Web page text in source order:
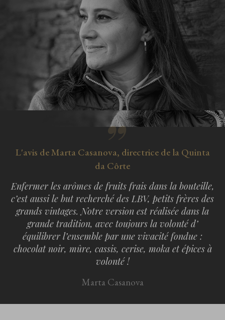
L'avis de Marta Casanova, directrice de la Quinta
da Côrte
Enfermer les arômes de fruits frais dans la bouteille,
c’est aussi le but recherché des LBV, petits frères des
grands vintages. Notre version est réalisée dans la
grande tradition, avec toujours la volonté d’
équilibrer l’ensemble par une vivacité fondue :
chocolat noir, mûre, cassis, cerise, moka et épices à
volonté !
Marta Casanova